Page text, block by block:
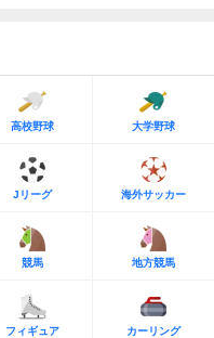
高校野球 大学野球
Jリーグ 海外サッカー
競馬 地方競馬
フィギュア カーリング